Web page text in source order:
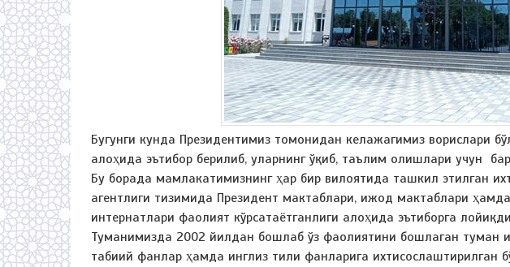
Бугунги кунда Президентимиз томонидан келажагимиз ворислари
алоҳида эътибор берилиб, уларнинг ўқиб, таълим олишлари учун
Бу борада мамлакатимизнинг ҳар бир вилоятида ташкил этилган
агентлиги тизимида Президент мактаблари, ижод мактаблари
интернатлари фаолият кўрсатаётганлиги алоҳида эътиборга
Туманимизда 2002 йилдан бошлаб ўз фаолиятини бошлаган туман
табиий фанлар ҳамда инглиз тили фанларига ихтисослаштирилган